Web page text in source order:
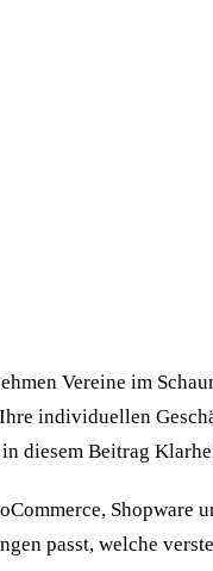
Vereine im
individuellen
diesem Beitrag
Shopware
passt, welche